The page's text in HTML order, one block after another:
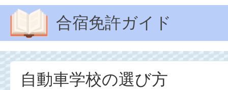
合宿免許ガイド
自動車学校の選び方